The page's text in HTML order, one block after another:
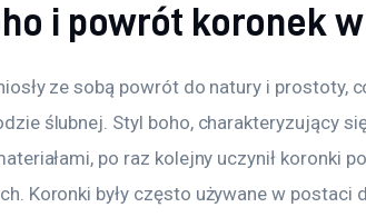
i powrót koronek
ze sobą powrót do natury i prostoty,
ślubnej. Styl boho, charakteryzujący
po raz kolejny uczynił koronki
Koronki były często używane w postaci